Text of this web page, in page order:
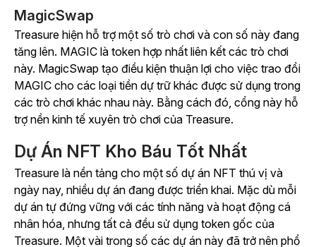
MagicSwap
Treasure hiện hỗ trợ một số trò chơi và con số này đang
tăng lên. MAGIC là token hợp nhất liên kết các trò chơi
này. MagicSwap tạo điều kiện thuận lợi cho việc trao đổi
MAGIC cho các loại tiền dự trữ khác được sử dụng trong
các trò chơi khác nhau này. Bằng cách đó, cổng này hỗ
trợ nền kinh tế xuyên trò chơi của Treasure.
Dự Án NFT Kho Báu Tốt Nhất
Treasure là nền tảng cho một số dự án NFT thú vị và
ngày nay, nhiều dự án đang được triển khai. Mặc dù mỗi
dự án tự đứng vững với các tính năng và hoạt động cá
nhân hóa, nhưng tất cả đều sử dụng token gốc của
Treasure. Một vài trong số các dự án này đã trở nên phổ